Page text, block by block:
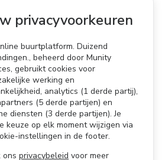
privacyvoorkeuren
buurtplatform. Duizend
beheerd door Munity
gebruikt cookies voor
werking en
analytics (1 derde partij),
(5 derde partijen) en
diensten (3 derde partijen). Je
keuze op elk moment wijzigen via
instellingen in de footer.
onsprivacybeleid voor meer